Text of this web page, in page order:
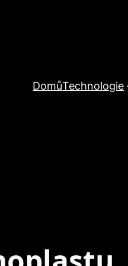
DomůTechnologie